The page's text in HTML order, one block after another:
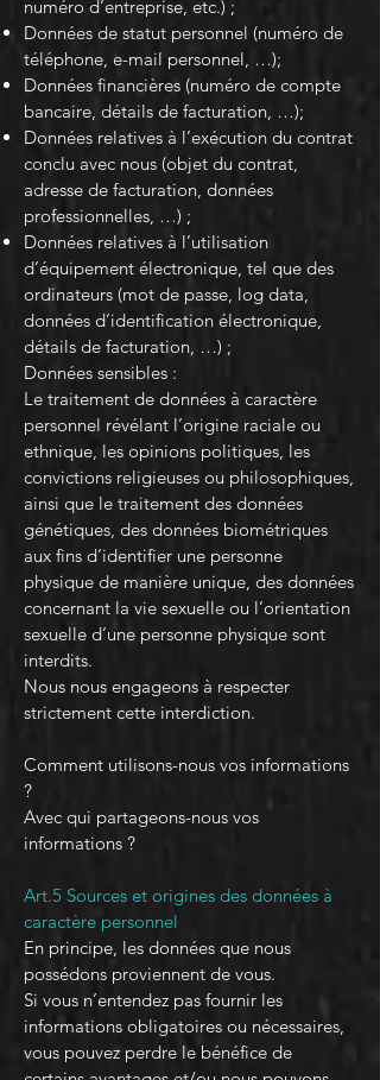
numéro d’entreprise, etc.) ;
Données de statut personnel (numéro de
téléphone, e-mail personnel, …);
Données financières (numéro de compte
bancaire, détails de facturation, …);
Données relatives à l’exécution du contrat
conclu avec nous (objet du contrat,
adresse de facturation, données
professionnelles, …) ;
Données relatives à l’utilisation
d’équipement électronique, tel que des
ordinateurs (mot de passe, log data,
données d’identification électronique,
détails de facturation, …) ;
Données sensibles :
Le traitement de données à caractère
personnel révélant l’origine raciale ou
ethnique, les opinions politiques, les
convictions religieuses ou philosophiques,
ainsi que le traitement des données
génétiques, des données biométriques
aux fins d’identifier une personne
physique de manière unique, des données
concernant la vie sexuelle ou l’orientation
sexuelle d’une personne physique sont
interdits.
Nous nous engageons à respecter
strictement cette interdiction.
Comment utilisons-nous vos informations
?
Avec qui partageons-nous vos
informations ?
Art.5 Sources et origines des données à
caractère personnel
En principe, les données que nous
possédons proviennent de vous.
Si vous n’entendez pas fournir les
informations obligatoires ou nécessaires,
vous pouvez perdre le bénéfice de